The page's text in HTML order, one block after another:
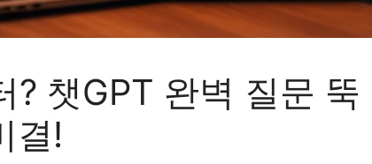
? 챗GPT 완벽 질문 뚝
결!